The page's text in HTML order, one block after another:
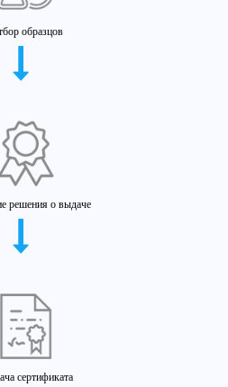
образцов
решения о выдаче
сертификата